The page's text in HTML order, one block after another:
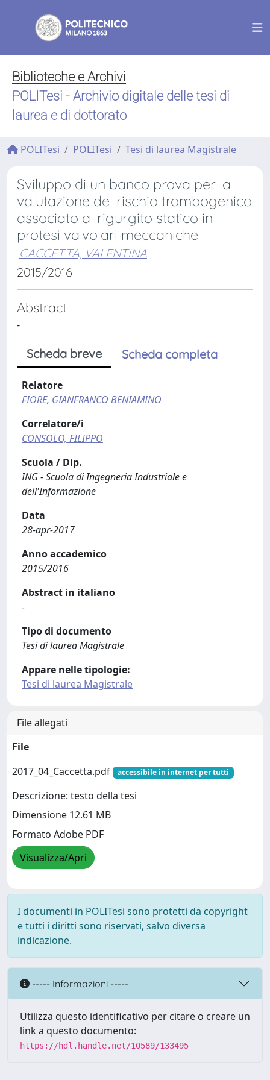
Biblioteche e Archivi
POLITesi - Archivio digitale delle tesi di
laurea e di dottorato
POLITesi POLITesi Tesi di laurea Magistrale
Sviluppo di un banco prova per la
valutazione del rischio trombogenico
associato al rigurgito statico in
protesi valvolari meccaniche
CACCETTA, VALENTINA
2015/2016
Abstract
-
Scheda breve Scheda completa
Relatore
FIORE, GIANFRANCO BENIAMINO
Correlatore/i
CONSOLO, FILIPPO
Scuola / Dip.
ING - Scuola di Ingegneria Industriale e
dell'Informazione
Data
28-apr-2017
Anno accademico
2015/2016
Abstract in italiano
-
Tipo di documento
Tesi di laurea Magistrale
Appare nelle tipologie:
Tesi di laurea Magistrale
File allegati
File
2017_04_Caccetta.pdf
accessibile in internet per tutti
Descrizione: testo della tesi
Dimensione 12.61 MB
Formato Adobe PDF
Visualizza/Apri
I documenti in POLITesi sono protetti da copyright
e tutti i diritti sono riservati, salvo diversa
indicazione.
----- Informazioni -----
Utilizza questo identificativo per citare o creare un
link a questo documento:
https://hdl.handle.net/10589/133495